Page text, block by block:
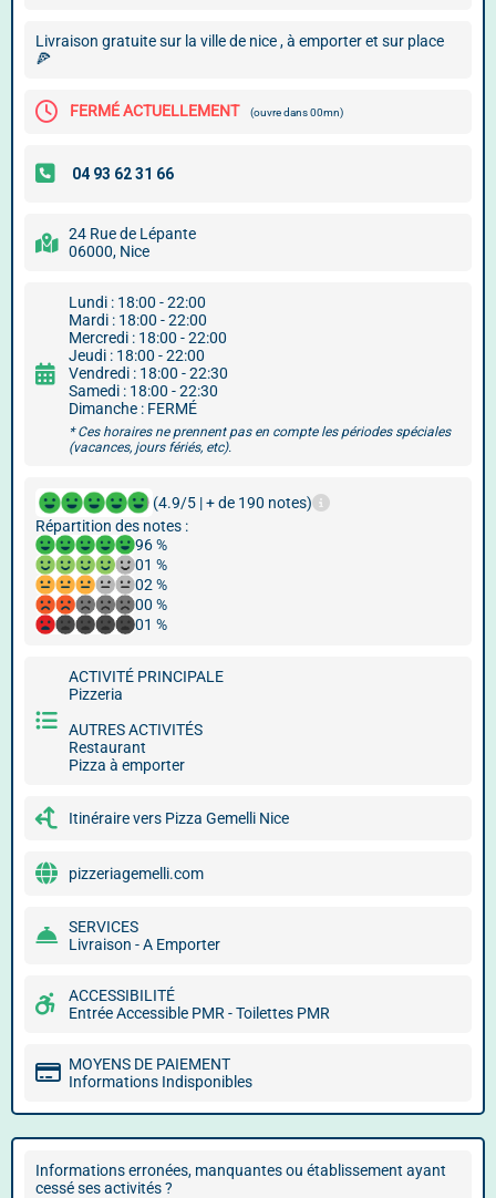
Livraison gratuite sur la ville de nice , à emporter et sur place
🍕
FERMÉ ACTUELLEMENT (ouvre dans 00mn)
24 Rue de Lépante
06000, Nice
Lundi : 18:00 - 22:00
Mardi : 18:00 - 22:00
Mercredi : 18:00 - 22:00
Jeudi : 18:00 - 22:00
Vendredi : 18:00 - 22:30
Samedi : 18:00 - 22:30
Dimanche : FERMÉ
* Ces horaires ne prennent pas en compte les périodes spéciales
(vacances, jours fériés, etc).
(4.9/5 | + de 190 notes)
Répartition des notes :
96 %
01 %
02 %
00 %
01 %
ACTIVITÉ PRINCIPALE
Pizzeria
AUTRES ACTIVITÉS
Restaurant
Pizza à emporter
Itinéraire vers Pizza Gemelli Nice
pizzeriagemelli.com
SERVICES
Livraison - A Emporter
ACCESSIBILITÉ
Entrée Accessible PMR - Toilettes PMR
MOYENS DE PAIEMENT
Informations Indisponibles
Informations erronées, manquantes ou établissement ayant
cessé ses activités ?